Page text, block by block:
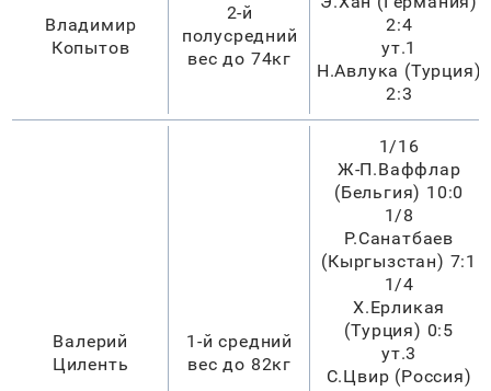
Владимир
Копытов
2-й
полусредний
вес до 74кг
2:4
ут.1
Н.Авлука (Турция)
2:3
Валерий
Циленть
1-й средний
вес до 82кг
1/16
Ж-П.Ваффлар
(Бельгия) 10:0
1/8
Р.Санатбаев
(Кыргызстан) 7:1
1/4
Х.Ерликая
(Турция) 0:5
ут.3
С.Цвир (Россия)